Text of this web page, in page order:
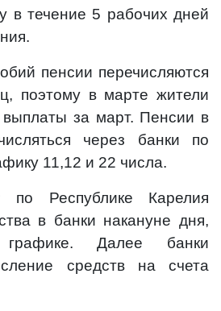
в течение 5 рабочих дней
пенсии перечисляются
поэтому в марте жители
выплаты за март. Пенсии в
через банки по
11,12 и 22 числа.
Республике Карелия
в банки накануне дня,
Далее банки
средств на счета